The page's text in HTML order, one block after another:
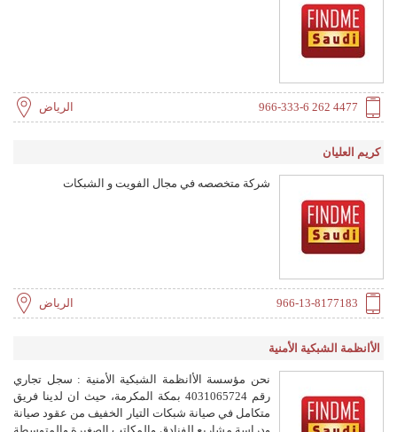
966-333-6 262 4477 الرياض
كريم العليان
شركة متخصصه في مجال الفويت و الشبكات
966-13-8177183 الرياض
الأانظمة الشبكية الأمنية
نحن مؤسسة الأانظمة الشبكية الأمنية : سجل تجاري
رقم 4031065724 بمكة المكرمة، حيث ان لدينا فريق
متكامل في صيانة شبكات التيار الخفيف من عقود صيانة